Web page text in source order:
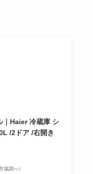
｜Haier 冷蔵庫 シ
/2ドア /右開き
調べ）